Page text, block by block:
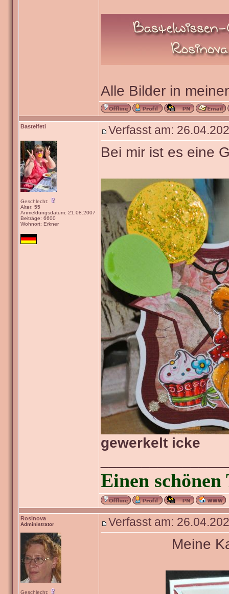
Alle Bilder in
Bastelfeti
Geschlecht:
Alter: 55
Anmeldungsdatum: 21.08.2007
Beiträge: 6600
Wohnort: Erkner
Verfasst am:
Bei mir ist es eine
gewerkelt icke
Einen
Rosinova
Administrator
Geschlecht:
Verfasst am:
Meine